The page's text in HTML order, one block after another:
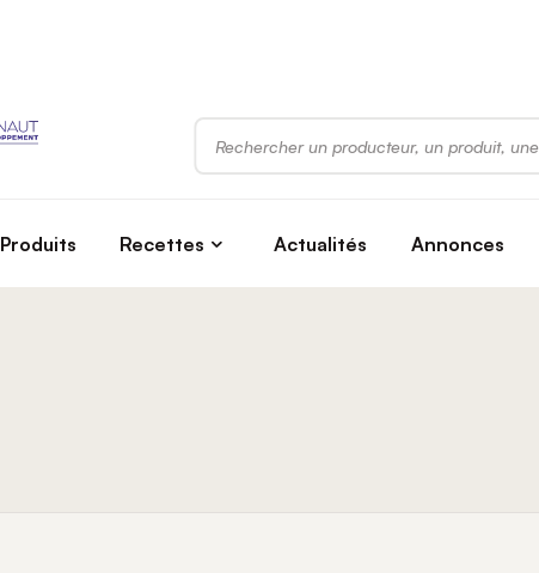
Rechercher
Produits Recettes Actualités Annonces